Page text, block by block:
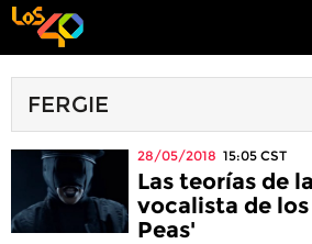
FERGIE
28/05/2018 15:05 CST
Las teorías de
vocalista de
Peas'